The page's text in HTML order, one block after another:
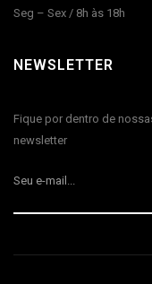
Seg – Sex / 8h às 18h
NEWSLETTER
Fique por dentro de
newsletter